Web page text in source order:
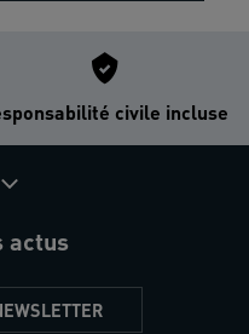
civile incluse
actus